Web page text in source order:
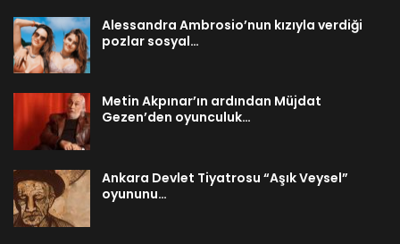
Alessandra Ambrosio’nun kızıyla verdiği
pozlar sosyal…
Metin Akpınar’ın ardından Müjdat
Gezen’den oyunculuk…
Ankara Devlet Tiyatrosu “Aşık Veysel”
oyununu…